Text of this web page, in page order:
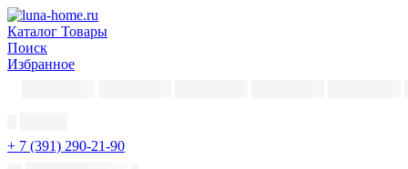
Каталог Товары
Поиск
Избранное
+ 7 (391) 290-21-90